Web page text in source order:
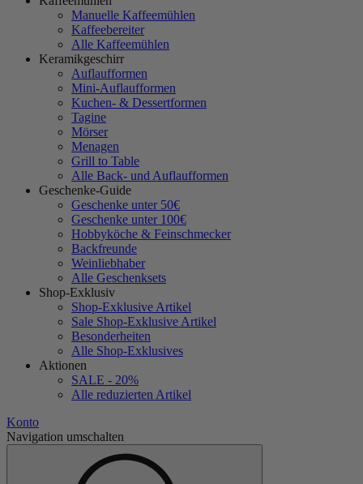
Manuelle Kaffeemühlen
Kaffeebereiter
Alle Kaffeemühlen
Keramikgeschirr
Auflaufformen
Mini-Auflaufformen
Kuchen- & Dessertformen
Tagine
Mörser
Menagen
Grill to Table
Alle Back- und Auflaufformen
Geschenke-Guide
Geschenke unter 50€
Geschenke unter 100€
Hobbyköche & Feinschmecker
Backfreunde
Weinliebhaber
Alle Geschenksets
Shop-Exklusiv
Shop-Exklusive Artikel
Sale Shop-Exklusive Artikel
Besonderheiten
Alle Shop-Exklusives
Aktionen
SALE - 20%
Alle reduzierten Artikel
Konto
Navigation umschalten